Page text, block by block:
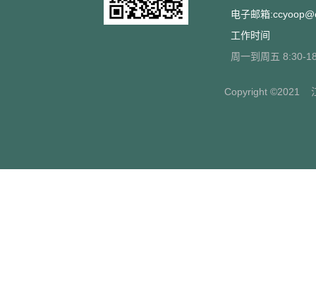
电子邮箱
工作时间
周一到周五 8:30-
Copyright ©2021